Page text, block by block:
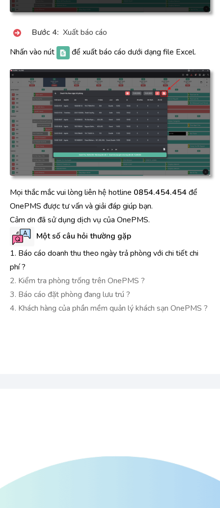
Bước 4: Xuất báo cáo
Nhấn vào nút
để xuất báo cáo dưới dạng file Excel.
Mọi thắc mắc vui lòng liên hệ hotline 0854.454.454để
OnePMS được tư vấn và giải đáp giúp bạn.
Cảm ơn đã sử dụng dịch vụ của OnePMS.
Một số câu hỏi thường gặp
1. Báo cáo doanh thu theo ngày trả phòng với chi tiết chi
phí ?
2. Kiểm tra phòng trống trên OnePMS ?
3. Báo cáo đặt phòng đang lưu trú ?
4. Khách hàng của phần mềm quản lý khách sạn OnePMS ?